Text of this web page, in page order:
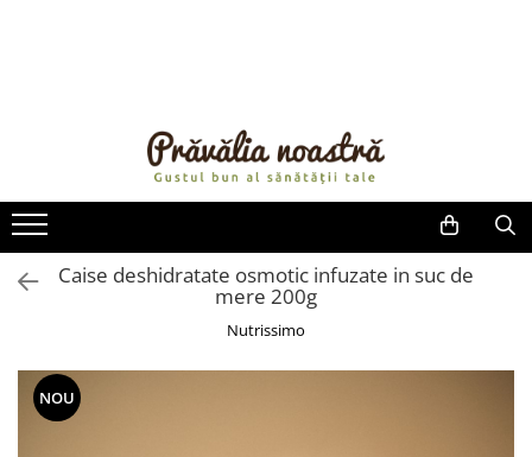
ULEIURI ȘI UNTURI
MĂSLINE
NUCI ȘI SEMINȚE
FRUCTE DESHIDRATATE
ÎNDULCITORI NATURALI / MIERE
OȚETURI ȘI SOSURI
SOSURI
Caise deshidratate osmotic infuzate in suc de
mere 200g
Nutrissimo
NOU